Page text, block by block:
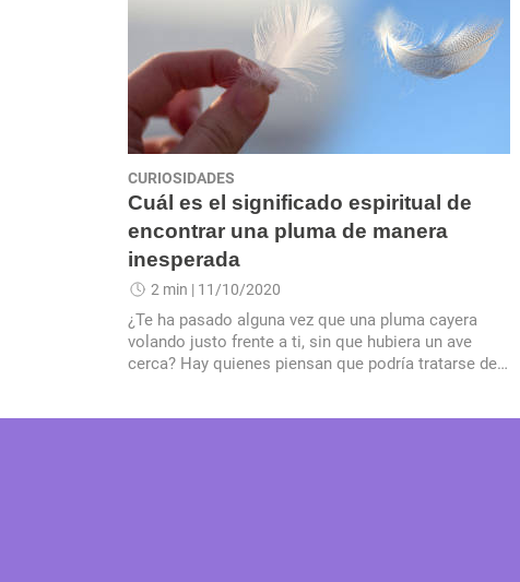
CURIOSIDADES
Cuál es el significado espiritual de
encontrar una pluma de manera
inesperada
2 min | 11/10/2020
¿Te ha pasado alguna vez que una pluma cayera
volando justo frente a ti, sin que hubiera un ave
cerca? Hay quienes piensan que podría tratarse de